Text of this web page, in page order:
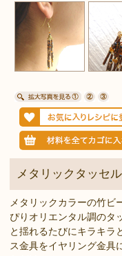
メタリックタッセ
メタリックカラーの竹ビ
ぴりオリエンタル調のタ
と揺れるたびにキラキラ
ス金具をイヤリング金具